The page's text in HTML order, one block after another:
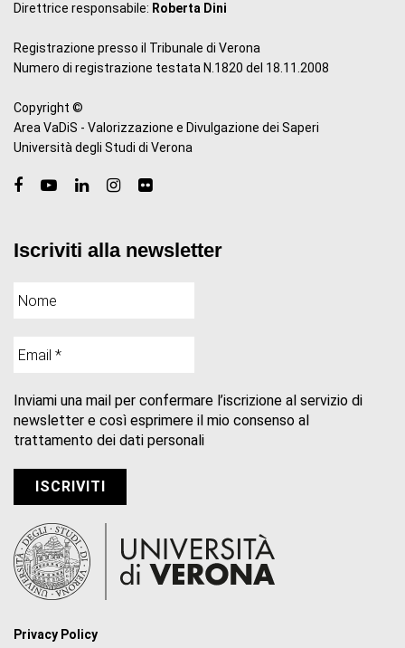
Direttrice responsabile: Roberta Dini
Registrazione presso il Tribunale di Verona
Numero di registrazione testata N.1820 del 18.11.2008
Copyright ©
Area VaDiS - Valorizzazione e Divulgazione dei Saperi
Università degli Studi di Verona
Iscriviti alla newsletter
Inviami una mail per confermare l’iscrizione al servizio di
newsletter e così esprimere il mio consenso al
trattamento dei dati personali
Privacy Policy